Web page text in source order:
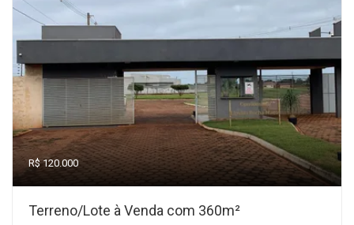
R$ 120.000
Terreno/Lote à Venda com 360m²